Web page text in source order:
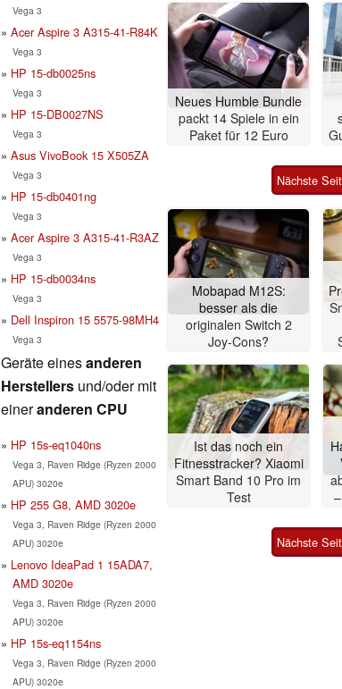
Vega 3
Acer Aspire 3 A315-41-R84K
Vega 3
HP 15-db0025ns
Vega 3
HP 15-DB0027NS
Vega 3
Asus VivoBook 15 X505ZA
Vega 3
HP 15-db0401ng
Vega 3
Acer Aspire 3 A315-41-R3AZ
Vega 3
HP 15-db0034ns
Vega 3
Dell Inspiron 15 5575-98MH4
Vega 3
Geräte einesanderen
Herstellers und/oder mit
eineranderen CPU
HP 15s-eq1040ns
Vega 3, Raven Ridge (Ryzen 2000
APU) 3020e
HP 255 G8, AMD 3020e
Vega 3, Raven Ridge (Ryzen 2000
APU) 3020e
Lenovo IdeaPad 1 15ADA7,
AMD 3020e
Vega 3, Raven Ridge (Ryzen 2000
APU) 3020e
HP 15s-eq1154ns
Vega 3, Raven Ridge (Ryzen 2000
APU) 3020e
Neues Humble Bundle
packt 14 Spiele in ein
Paket für 12 Euro
Nächste
Mobapad M12S:
besser als die
originalen Switch 2
Joy-Cons?
Ist das noch ein
Fitnesstracker? Xiaomi
Smart Band 10 Pro im
Test
Nächste